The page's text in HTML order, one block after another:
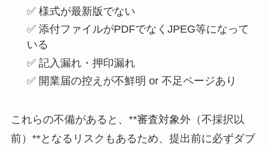
✅ 様式が最新版でない
✅ 添付ファイルがPDFでなくJPEG等になって
いる
✅ 記入漏れ・押印漏れ
✅ 開業届の控えが不鮮明 or 不足ページあり
これらの不備があると、**審査対象外（不採択以
前）**となるリスクもあるため、提出前に必ずダブ